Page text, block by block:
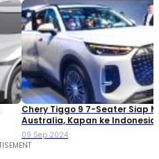
Chery Tiggo 9 7-Seater Siap
Australia, Kapan ke
09 Sep 2024